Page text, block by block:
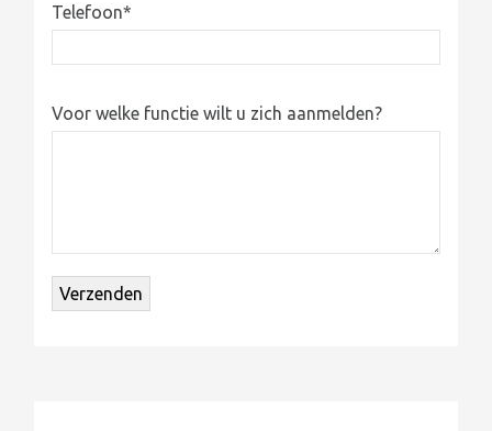
Telefoon*
Voor welke functie wilt u zich aanmelden?